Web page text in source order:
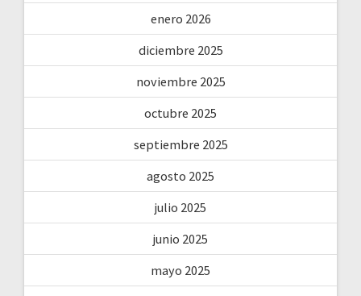
enero 2026
diciembre 2025
noviembre 2025
octubre 2025
septiembre 2025
agosto 2025
julio 2025
junio 2025
mayo 2025